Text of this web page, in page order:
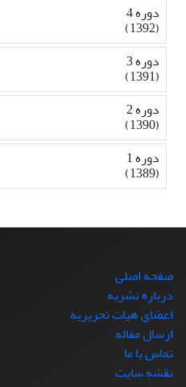
دوره 4
(1392)
دوره 3
(1391)
دوره 2
(1390)
دوره 1
(1389)
صفحه اصلی
درباره نشریه
اعضای هیات تحریریه
ارسال مقاله
تماس با ما
نقشه سایت